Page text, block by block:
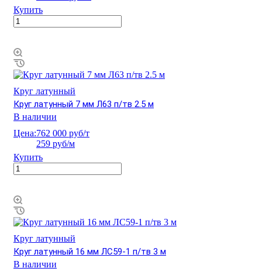
Купить
Круг латунный
Круг латунный 7 мм Л63 п/тв 2.5 м
В наличии
Цена:762 000 руб/т
259 руб/м
Купить
Круг латунный
Круг латунный 16 мм ЛС59-1 п/тв 3 м
В наличии